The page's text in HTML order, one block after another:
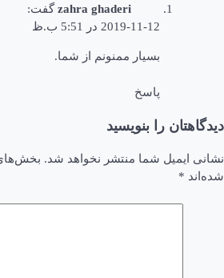
zahra ghaderi گفت:
2019-11-12 در 5:51 ب.ظ
بسیار ممنونم از شما.
پاسخ
دیدگاهتان را بنویسید
نشانی ایمیل شما منتشر نخواهد شد. بخش‌های
شده‌اند *